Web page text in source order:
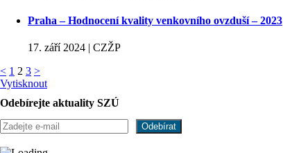
Praha – Hodnocení kvality venkovního ovzduší – 2023
17. září 2024 | CZŽP
< 1 2 3 >
Vytisknout
Odebírejte aktuality SZÚ